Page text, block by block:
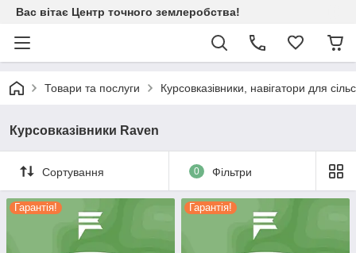
Вас вітає Центр точного землеробства!
Товари та послуги Курсовказівники, навігатори для
Курсовказівники Raven
Сортування 0 Фільтри
Гарантія! Гарантія!